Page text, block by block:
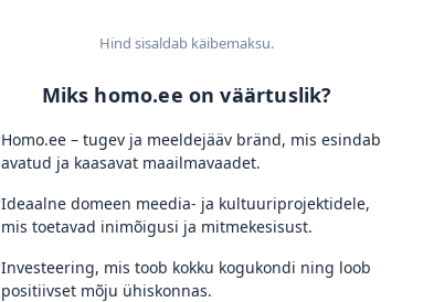
Hind sisaldab käibemaksu.
Miks homo.ee on väärtuslik?
Homo.ee – tugev ja meeldejääv bränd, mis esindab
avatud ja kaasavat maailmavaadet.
Ideaalne domeen meedia- ja kultuuriprojektidele,
mis toetavad inimõigusi ja mitmekesisust.
Investeering, mis toob kokku kogukondi ning loob
positiivset mõju ühiskonnas.